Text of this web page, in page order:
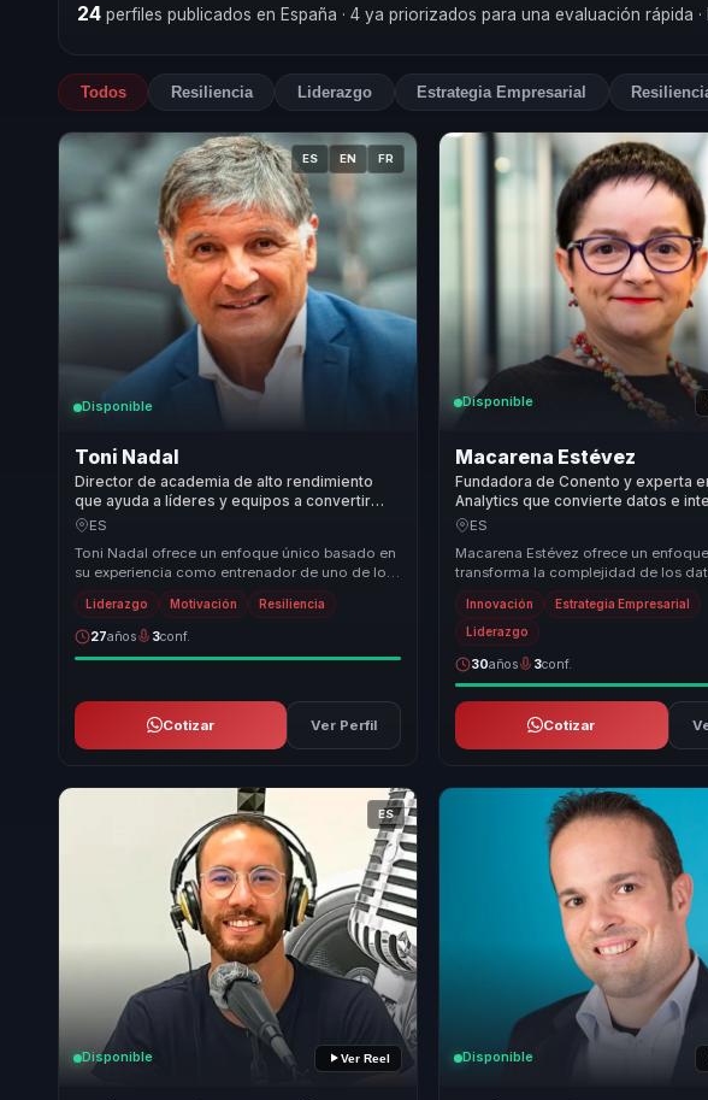
24perfiles publicados en España · 4 ya priorizados para una evaluación rápida
Todos Resiliencia Liderazgo Estrategia Empresarial
ES EN FR
Disponible
Toni Nadal
Director de academia de alto rendimiento
que ayuda a líderes y equipos a convertir
adversidad y autoexigencia en resiliencia,
ES
Toni Nadal ofrece un enfoque único basado en
su experiencia como entrenador de uno de los
tenistas más exitosos del mundo. Su
metodología...
Liderazgo Motivación Resiliencia
27años 3conf.
Cotizar Ver Perfil
Disponible
Macarena Estévez
Fundadora de Conento y experta
Analytics que convierte datos e
artificial en mejores decisiones y
ES
Macarena Estévez ofrece un
transforma la complejidad de los
decisiones estratégicas claras y
hab...
Innovación Estrategia Empresarial
Liderazgo
30años 3conf.
Cotizar
ES
Disponible Ver Reel Disponible